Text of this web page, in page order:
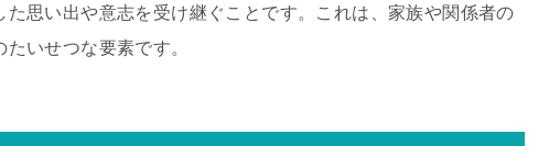
思い出や意志を受け継ぐことです。これは、家族や関係者の
いせつな要素です。